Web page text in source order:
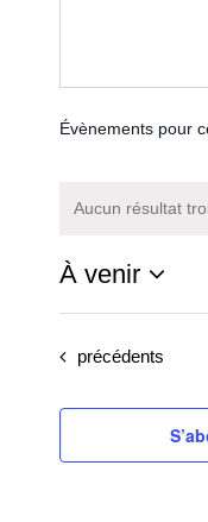
Évènements pour
Notice
Aucun résultat
À venir
Sélectionnez
uneÉvènements
précédents